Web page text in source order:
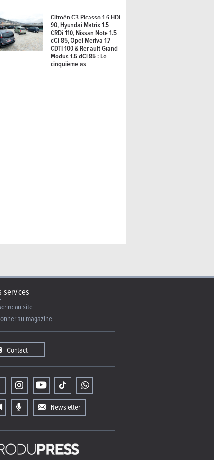
: la vision américaine
Citroën C3 Picasso 1.6 HDi
90, Hyundai Matrix 1.5
CRDi 110, Nissan Note 1.5
dCi 85, Opel Meriva 1.7
CDTI 100 & Renault Grand
Modus 1.5 dCi 85 : Le
cinquième as
services
au site
au magazine
Contact
Newsletter